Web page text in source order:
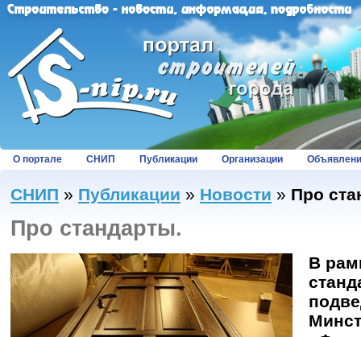
О портале СНИП Публикации Организации
СНИП » Публикации » Новости » Про
Про стандарты.
В